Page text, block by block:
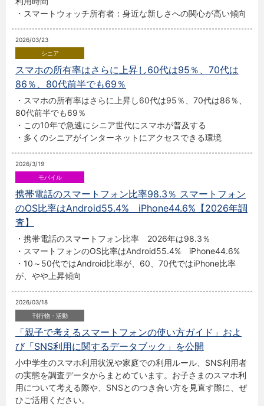
・スマートウォッチ所有者：身近な新しさへの関心が高い傾向
2026/03/23
スマホの所有率はさらに上昇し60代は95％、70代は
86％、80代前半でも69％
・スマホの所有率はさらに上昇し60代は95％、70代は86％、
80代前半でも69％
・この10年で急速にシニア世代にスマホが普及する
・多くのシニアがインターネットにアクセスできる環境
2026/3/19
携帯電話のスマートフォン比率98.3％ スマートフォン
のOS比率はAndroid55.4% iPhone44.6%【2026年調
査】
・携帯電話のスマートフォン比率 2026年は98.3％
・スマートフォンのOS比率はAndroid55.4% iPhone44.6%
・10～50代ではAndroid比率が、60、70代ではiPhone比率
が、やや上昇傾向
2026/03/18
「親子で考えるスマートフォンの使い方ガイド」およ
び「SNS利用に関するデータブック」を公開
小中学生のスマホ利用状況や家庭での利用ルール、SNS利用者
の実態を調査データからまとめています。お子さまのスマホ利
用について考える際や、SNSとのつき合い方を見直す際に、ぜ
ひご活用ください。